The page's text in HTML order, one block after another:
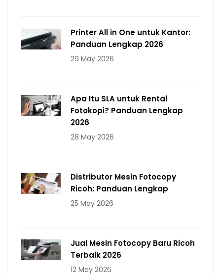
Printer All in One untuk Kantor:
Panduan Lengkap 2026
29 May 2026
Apa Itu SLA untuk Rental
Fotokopi? Panduan Lengkap
2026
28 May 2026
Distributor Mesin Fotocopy
Ricoh: Panduan Lengkap
25 May 2026
Jual Mesin Fotocopy Baru Ricoh
Terbaik 2026
12 May 2026